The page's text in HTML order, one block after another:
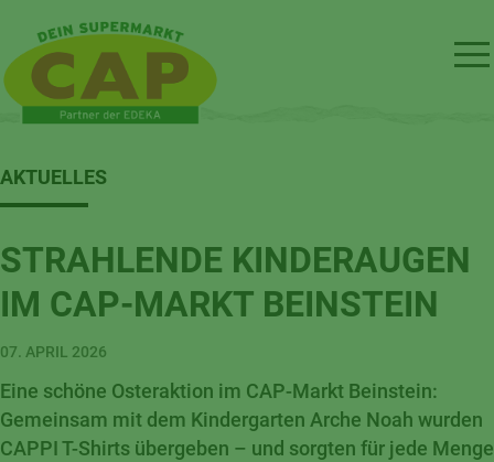
AKTUELLES
STRAHLENDE KINDERAUGEN
IM CAP-MARKT BEINSTEIN
07. APRIL 2026
Eine schöne Osteraktion im CAP-Markt Beinstein:
Gemeinsam mit dem Kindergarten Arche Noah wurden
CAPPI T-Shirts übergeben – und sorgten für jede Menge